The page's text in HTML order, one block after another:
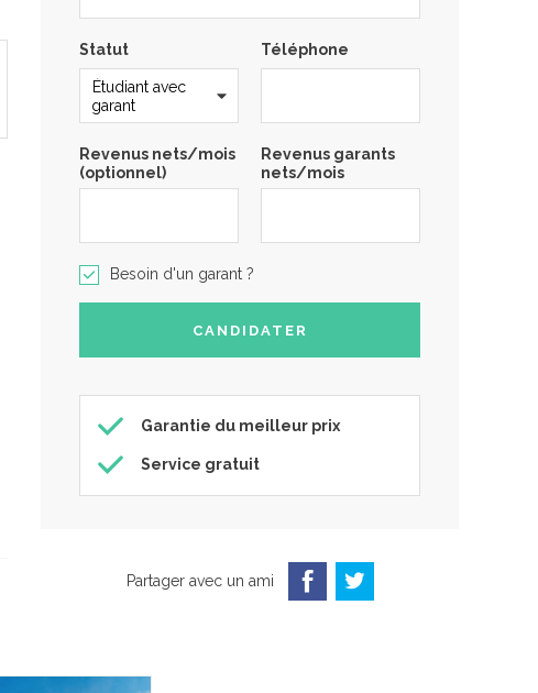
Statut Téléphone
Revenus nets/mois
(optionnel)
Revenus garants
nets/mois
Besoin d'un garant ?
Garantie du meilleur prix
Service gratuit
Partager avec un ami